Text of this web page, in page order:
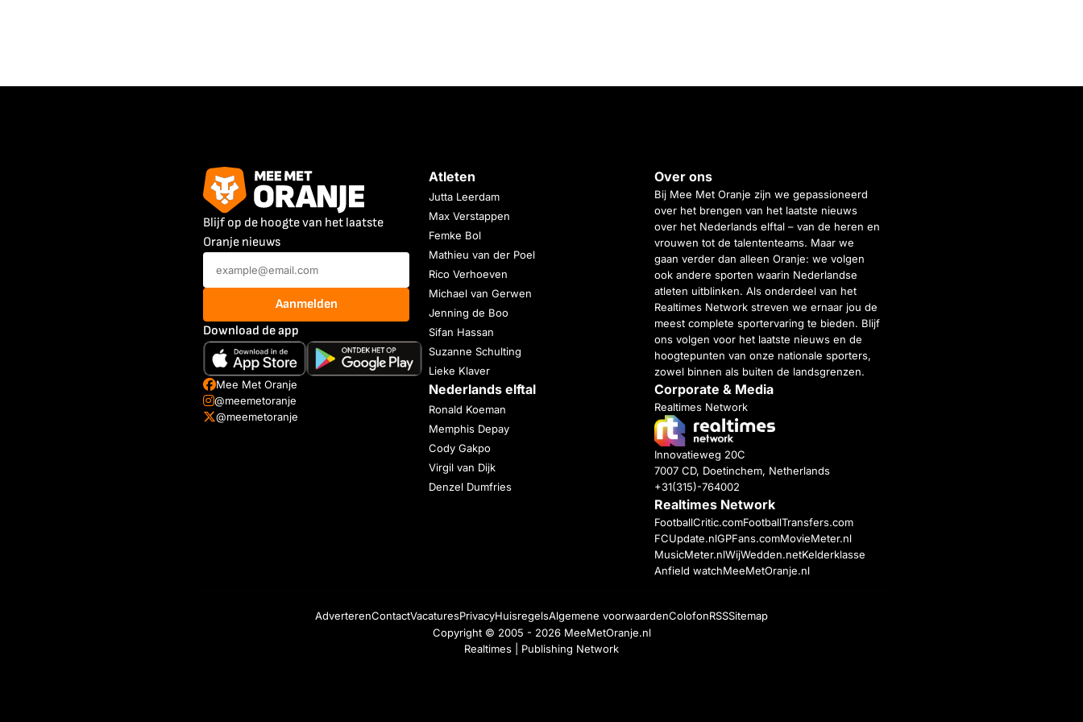
Blijf op de hoogte van het laatste
Oranje nieuws
Aanmelden
Download de app
Mee Met Oranje
@meemetoranje
@meemetoranje
Atleten
Jutta Leerdam
Max Verstappen
Femke Bol
Mathieu van der Poel
Rico Verhoeven
Michael van Gerwen
Jenning de Boo
Sifan Hassan
Suzanne Schulting
Lieke Klaver
Nederlands elftal
Ronald Koeman
Memphis Depay
Cody Gakpo
Virgil van Dijk
Denzel Dumfries
Over ons
Bij Mee Met Oranje zijn we gepassioneerd
over het brengen van het laatste nieuws
over het Nederlands elftal – van de heren en
vrouwen tot de talententeams. Maar we
gaan verder dan alleen Oranje: we volgen
ook andere sporten waarin Nederlandse
atleten uitblinken. Als onderdeel van het
Realtimes Network streven we ernaar jou de
meest complete sportervaring te bieden. Blijf
ons volgen voor het laatste nieuws en de
hoogtepunten van onze nationale sporters,
zowel binnen als buiten de landsgrenzen.
Corporate & Media
Realtimes Network
Innovatieweg 20C
7007 CD, Doetinchem, Netherlands
+31(315)-764002
Realtimes Network
FootballCritic.comFootballTransfers.com
FCUpdate.nlGPFans.comMovieMeter.nl
MusicMeter.nlWijWedden.netKelderklasse
Anfield watchMeeMetOranje.nl
AdverterenContactVacaturesPrivacyHuisregelsAlgemene voorwaardenColofonRSSSitemap
Copyright © 2005 - 2026 MeeMetOranje.nl
Realtimes | Publishing Network